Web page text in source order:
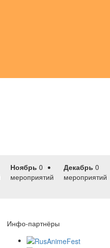
Ноябрь 0
мероприятий
Декабрь 0
мероприятий
Инфо-партнёры